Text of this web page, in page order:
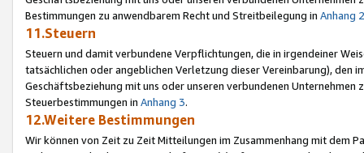
Bestimmungen zu anwendbarem Recht und Streitbeilegung in Anhang 2
11.Steuern
Steuern und damit verbundene Verpflichtungen, die in irgendeiner
tatsächlichen oder angeblichen Verletzung dieser Vereinbarung), den
Geschäftsbeziehung mit uns oder unseren verbundenen
Steuerbestimmungen in Anhang 3.
12.Weitere Bestimmungen
Wir können von Zeit zu Zeit Mitteilungen im Zusammenhang mit dem